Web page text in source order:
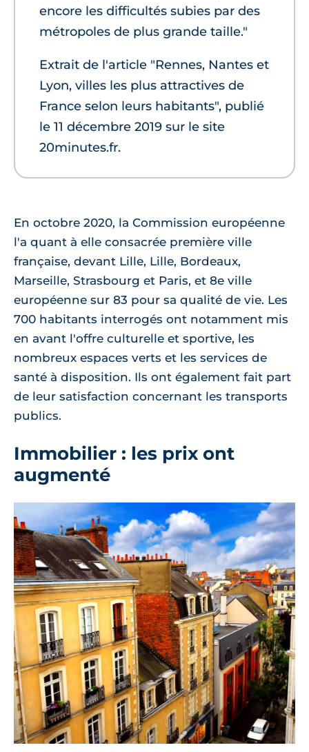
encore les difficultés subies par des
métropoles de plus grande taille."
Extrait de l'article "Rennes, Nantes et
Lyon, villes les plus attractives de
France selon leurs habitants", publié
le 11 décembre 2019 sur le site
20minutes.fr.
En octobre 2020, la Commission européenne
l'a quant à elle consacrée première ville
française, devant Lille, Lille, Bordeaux,
Marseille, Strasbourg et Paris, et 8e ville
européenne sur 83 pour sa qualité de vie. Les
700 habitants interrogés ont notamment mis
en avant l'offre culturelle et sportive, les
nombreux espaces verts et les services de
santé à disposition. Ils ont également fait part
de leur satisfaction concernant les transports
publics.
Immobilier : les prix ont
augmenté